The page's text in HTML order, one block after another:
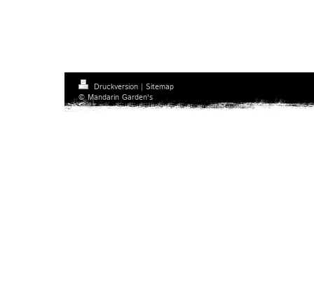
Druckversion | Sitemap
© Mandarin Garden's